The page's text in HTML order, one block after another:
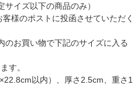
イズ以下の商品のみ）
様のポストに投函させていただく
のお買い物で下記のサイズに入る
す。
以内）、厚さ2.5cm、重さ1